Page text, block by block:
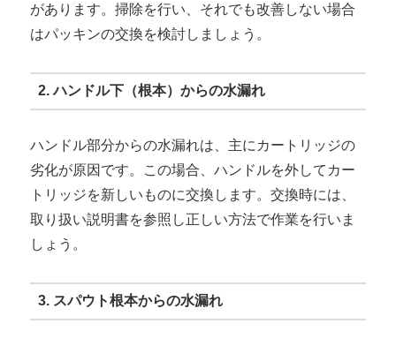
があります。掃除を行い、それでも改善しない場合
はパッキンの交換を検討しましょう。
2. ハンドル下（根本）からの水漏れ
ハンドル部分からの水漏れは、主にカートリッジの
劣化が原因です。この場合、ハンドルを外してカー
トリッジを新しいものに交換します。交換時には、
取り扱い説明書を参照し正しい方法で作業を行いま
しょう。
3. スパウト根本からの水漏れ